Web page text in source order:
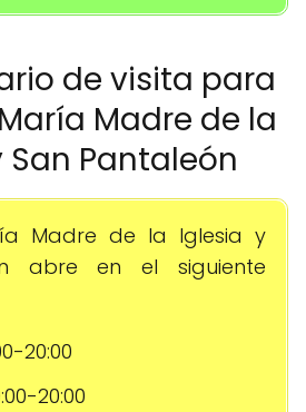
de visita para
Madre de la
San Pantaleón
Madre de la Iglesia y
abre en el siguiente
20:00
20:00